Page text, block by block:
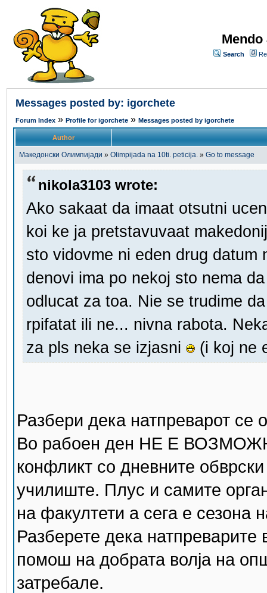
Search
Messages posted by: igorchete
Forum Index » Profile for igorchete » Messages posted by igorchete
Author
Македонски Олимпијади » Olimpijada na 10ti. peticija. » Go to message
nikola3103 wrote:
Ako sakaat da imaat otsutni
koi ke ja pretstavuvaat
sto vidovme ni eden drug
denovi ima po nekoj sto nema
odlucat za toa. Nie se trudime
rpifatat ili ne... nivna rabota.
za pls neka se izjasni
(i koj ne
Разбери дека натпреварот
Во рабоен ден НЕ Е
конфликт со дневните
училиште. Плус и самите
на факултети а сега е сезона
Разберете дека натпреварите
помош на добрата волја на
затребале.